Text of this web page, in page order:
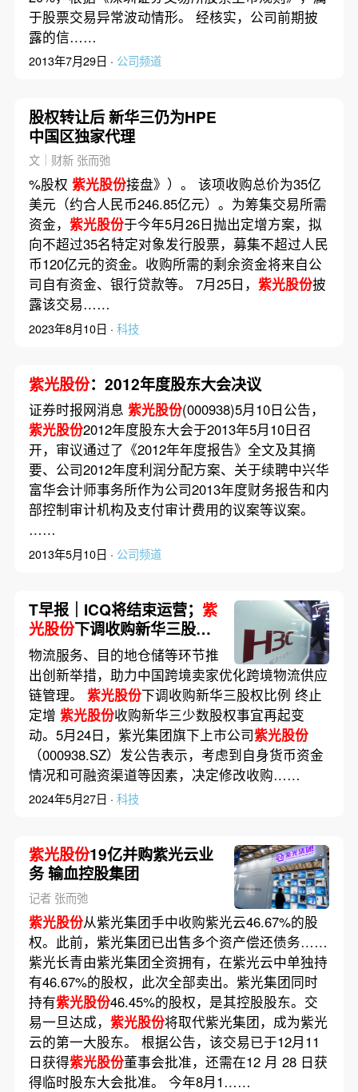
于股票交易异常波动情形。 经核实，公司前期披
露的信……
2013年7月29日 · 公司频道
股权转让后 新华三仍为HPE
中国区独家代理
文｜财新 张而弛
%股权 紫光股份接盘》）。 该项收购总价为35亿
美元（约合人民币246.85亿元）。为筹集交易所需
资金， 紫光股份于今年5月26日抛出定增方案，拟
向不超过35名特定对象发行股票，募集不超过人民
币120亿元的资金。收购所需的剩余资金将来自公
司自有资金、银行贷款等。 7月25日， 紫光股份披
露该交易……
2023年8月10日 · 科技
紫光股份：2012年度股东大会决议
证券时报网消息 紫光股份(000938)5月10日公告，
紫光股份2012年度股东大会于2013年5月10日召
开，审议通过了《2012年年度报告》全文及其摘
要、公司2012年度利润分配方案、关于续聘中兴华
富华会计师事务所作为公司2013年度财务报告和内
部控制审计机构及支付审计费用的议案等议案。
……
2013年5月10日 · 公司频道
T早报｜ICQ将结束运营； 紫
光股份下调收购新华三股权
比例；国家数据局发布数据
标注基地城市名单
物流服务、目的地仓储等环节推
出创新举措，助力中国跨境卖家优化跨境物流供应
链管理。 紫光股份下调收购新华三股权比例 终止
定增 紫光股份收购新华三少数股权事宜再起变
动。5月24日，紫光集团旗下上市公司紫光股份
（000938.SZ）发公告表示，考虑到自身货币资金
情况和可融资渠道等因素，决定修改收购……
2024年5月27日 · 科技
紫光股份19亿并购紫光云业
务 输血控股集团
记者 张而弛
紫光股份从紫光集团手中收购紫光云46.67%的股
权。此前，紫光集团已出售多个资产偿还债务……
紫光长青由紫光集团全资拥有，在紫光云中单独持
有46.67%的股权，此次全部卖出。紫光集团同时
持有紫光股份46.45%的股权，是其控股股东。交
易一旦达成， 紫光股份将取代紫光集团，成为紫光
云的第一大股东。 根据公告，该交易已于12月11
日获得紫光股份董事会批准，还需在12 月 28 日获
得临时股东大会批准。 今年8月1……